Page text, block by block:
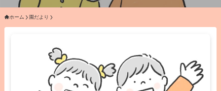
ホーム 園だより